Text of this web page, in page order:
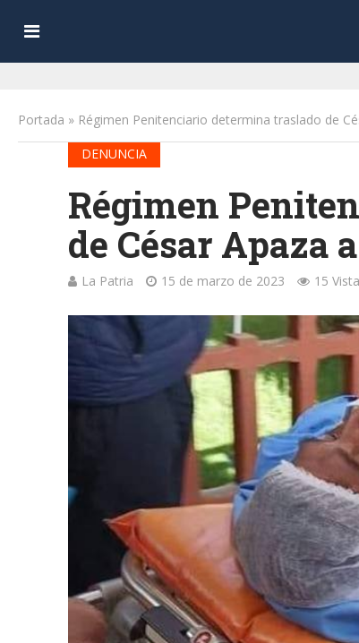
Portada » Régimen Penitenciario determina traslado de
DENUNCIA
Régimen
de César Apaza
La Patria 15 de marzo de 2023 15